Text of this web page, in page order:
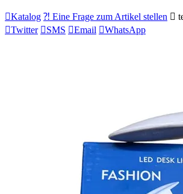
Katalog ⁈ Eine Frage zum Artikel stellen 
Twitter SMS Email WhatsApp